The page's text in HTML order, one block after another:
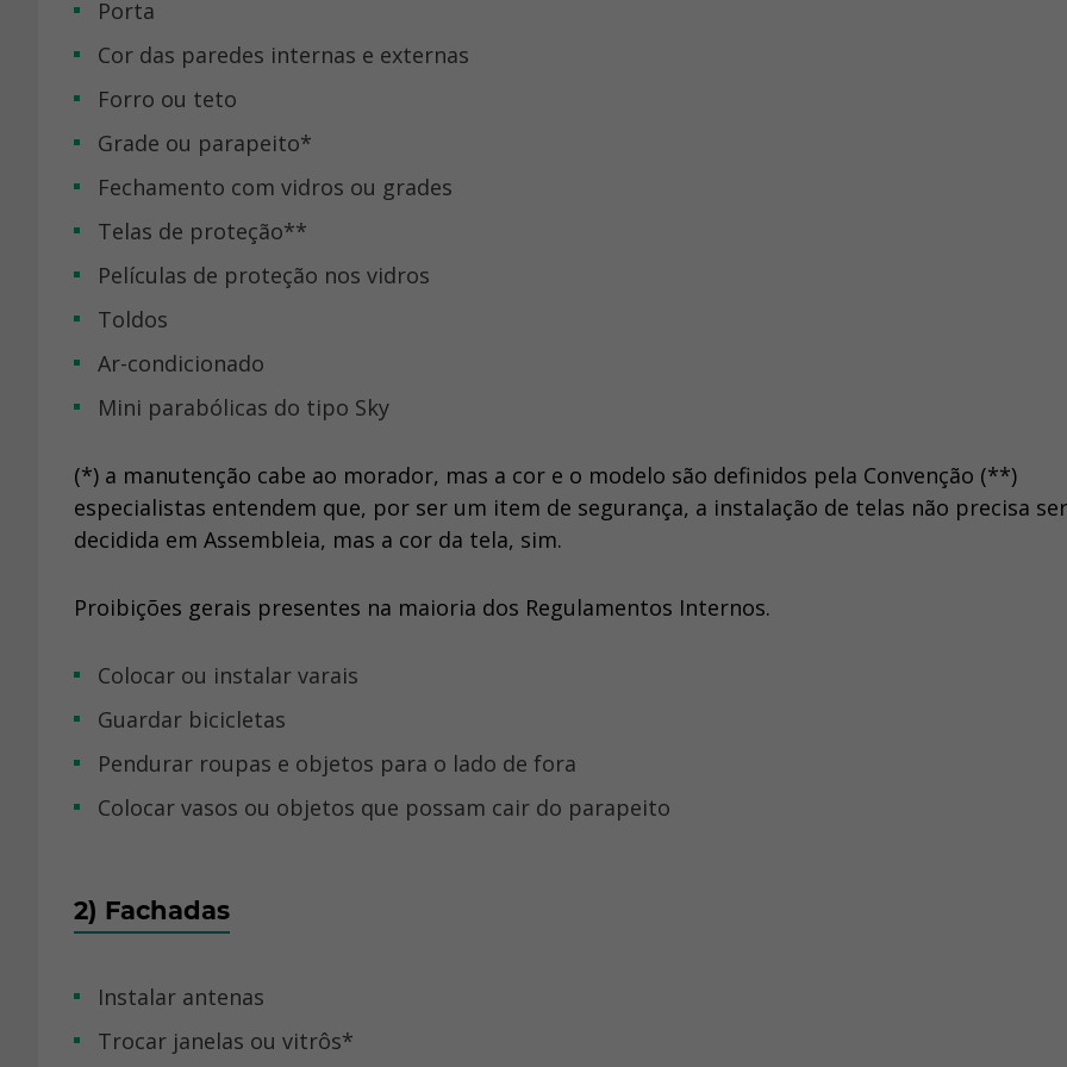
Porta
Cor das paredes internas e externas
Forro ou teto
Grade ou parapeito*
Fechamento com vidros ou grades
Telas de proteção**
Películas de proteção nos vidros
Toldos
Ar-condicionado
Mini parabólicas do tipo Sky
(*) a manutenção cabe ao morador, mas a cor e o modelo são definidos pela Convenção (**)
especialistas entendem que, por ser um item de segurança, a instalação de telas não precisa ser
decidida em Assembleia, mas a cor da tela, sim.
Proibições gerais presentes na maioria dos Regulamentos Internos.
Colocar ou instalar varais
Guardar bicicletas
Pendurar roupas e objetos para o lado de fora
Colocar vasos ou objetos que possam cair do parapeito
2) Fachadas
Instalar antenas
Trocar janelas ou vitrôs*